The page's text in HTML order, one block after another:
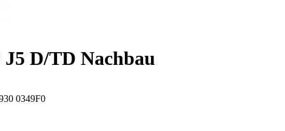
D/TD Nachbau
0349F0